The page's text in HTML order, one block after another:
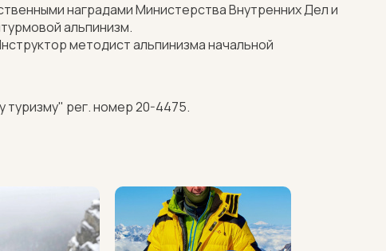
наградами Министерства Внутренних Дел и
альпинизм.
методист альпинизма начальной
туризму" рег. номер 20-4475.